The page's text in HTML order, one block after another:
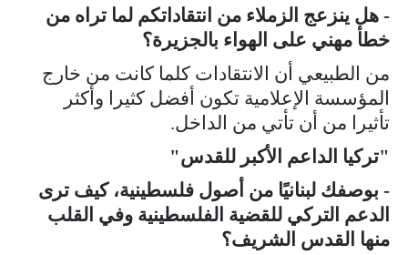
- هل ينزعج الزملاء من انتقاداتكم لما تراه من
خطأ مهني على الهواء بالجزيرة؟
من الطبيعي أن الانتقادات كلما كانت من خارج
المؤسسة الإعلامية تكون أفضل كثيرا وأكثر
تأثيرا من أن تأتي من الداخل.
"تركيا الداعم الأكبر للقدس"
- بوصفك لبنانيًا من أصول فلسطينية، كيف ترى
الدعم التركي للقضية الفلسطينية وفي القلب
منها القدس الشريف؟